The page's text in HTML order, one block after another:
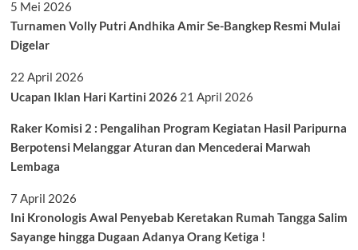
5 Mei 2026
Turnamen Volly Putri Andhika Amir Se-Bangkep Resmi Mulai
Digelar
22 April 2026
Ucapan Iklan Hari Kartini 2026 21 April 2026
Raker Komisi 2 : Pengalihan Program Kegiatan Hasil Paripurna
Berpotensi Melanggar Aturan dan Mencederai Marwah
Lembaga
7 April 2026
Ini Kronologis Awal Penyebab Keretakan Rumah Tangga Salim
Sayange hingga Dugaan Adanya Orang Ketiga !